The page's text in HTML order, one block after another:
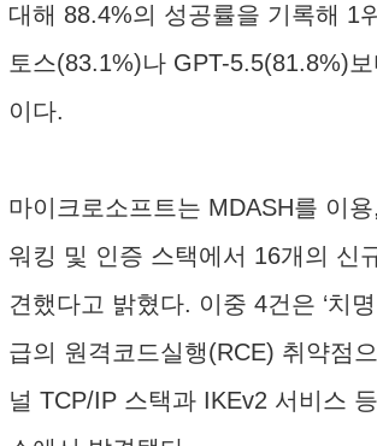
대해 88.4%의 성공률을 기록해 1
토스(83.1%)나 GPT-5.5(81.8%)
이다.
마이크로소프트는 MDASH를 이
워킹 및 인증 스택에서 16개의 신
견했다고 밝혔다. 이중 4건은 ‘치
급의 원격코드실행(RCE) 취약점
널 TCP/IP 스택과 IKEv2 서비스